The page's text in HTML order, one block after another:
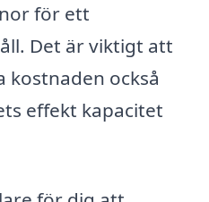
för ett
Det är viktigt att
också
effekt kapacitet